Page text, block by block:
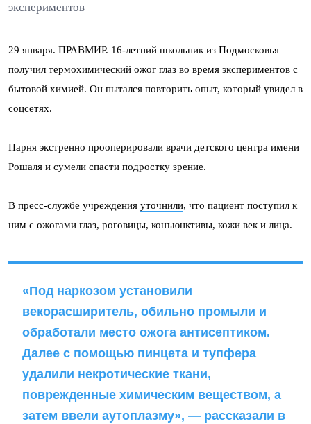
экспериментов
29 января. ПРАВМИР. 16-летний школьник из Подмосковья
получил термохимический ожог глаз во время экспериментов с
бытовой химией. Он пытался повторить опыт, который увидел в
соцсетях.
Парня экстренно прооперировали врачи детского центра имени
Рошаля и сумели спасти подростку зрение.
В пресс-службе учреждения уточнили, что пациент поступил к
ним с ожогами глаз, роговицы, конъюнктивы, кожи век и лица.
«Под наркозом установили
векорасширитель, обильно промыли и
обработали место ожога антисептиком.
Далее с помощью пинцета и тупфера
удалили некротические ткани,
поврежденные химическим веществом, а
затем ввели аутоплазму», — рассказали в